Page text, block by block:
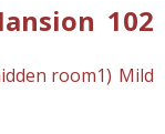
102
Mild